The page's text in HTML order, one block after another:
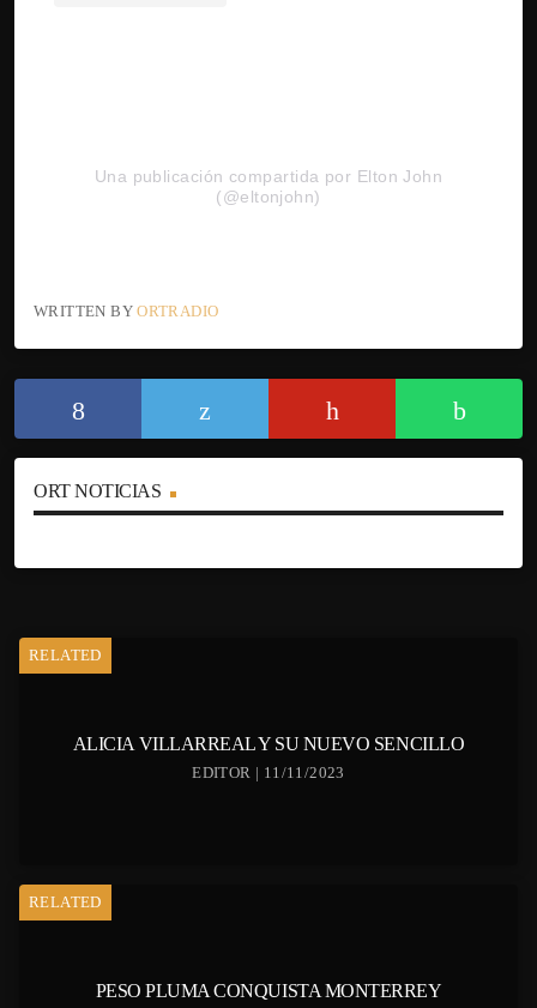
Una publicación compartida por Elton John
(@eltonjohn)
WRITTEN BYORTRADIO
ORT NOTICIAS
RELATED
ALICIA VILLARREAL Y SU NUEVO SENCILLO
EDITOR | 11/11/2023
RELATED
PESO PLUMA CONQUISTA MONTERREY